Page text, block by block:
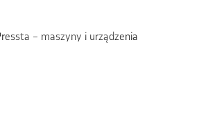
– maszyny i urządzenia